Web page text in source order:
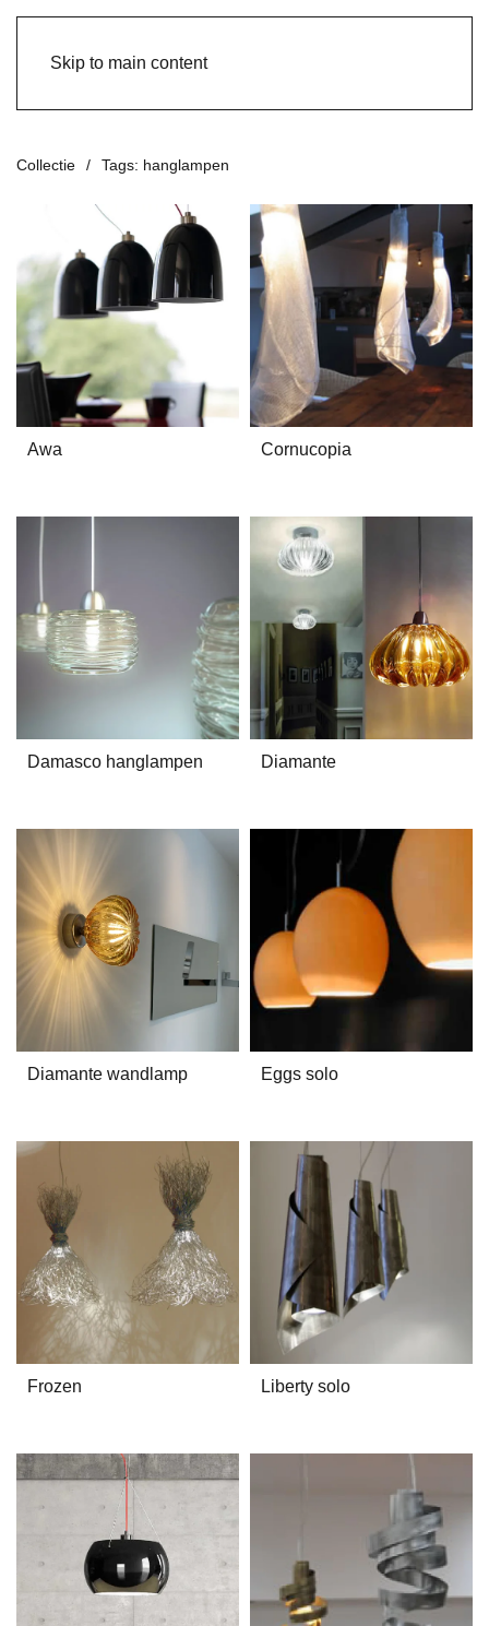
Skip to main content
Collectie Tags: hanglampen
Awa Cornucopia
Damasco hanglampen Diamante
Diamante wandlamp Eggs solo
Frozen Liberty solo